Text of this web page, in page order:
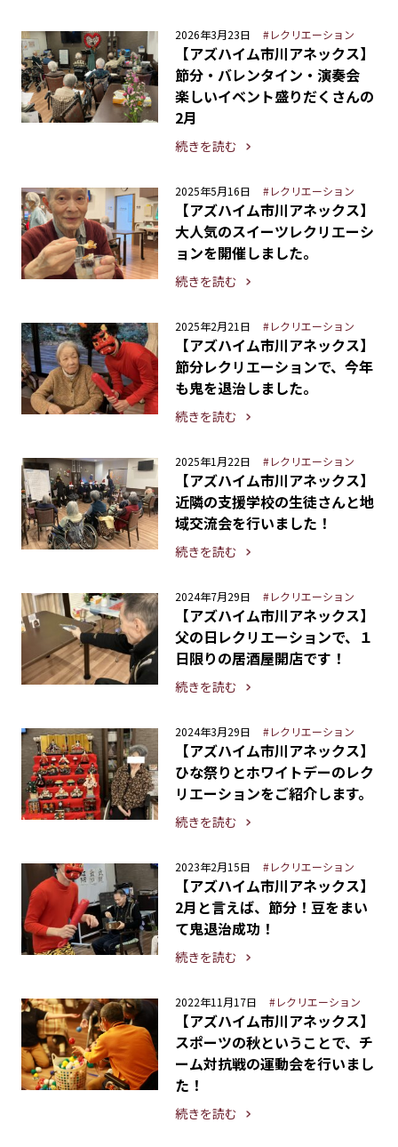
2026年3月23日 #レクリエーション
【アズハイム市川アネックス】
節分・バレンタイン・演奏会
楽しいイベント盛りだくさんの
2月
続きを読む
2025年5月16日 #レクリエーション
【アズハイム市川アネックス】
大人気のスイーツレクリエーシ
ョンを開催しました。
続きを読む
2025年2月21日 #レクリエーション
【アズハイム市川アネックス】
節分レクリエーションで、今年
も鬼を退治しました。
続きを読む
2025年1月22日 #レクリエーション
【アズハイム市川アネックス】
近隣の支援学校の生徒さんと地
域交流会を行いました！
続きを読む
2024年7月29日 #レクリエーション
【アズハイム市川アネックス】
父の日レクリエーションで、１
日限りの居酒屋開店です！
続きを読む
2024年3月29日 #レクリエーション
【アズハイム市川アネックス】
ひな祭りとホワイトデーのレク
リエーションをご紹介します。
続きを読む
2023年2月15日 #レクリエーション
【アズハイム市川アネックス】
2月と言えば、節分！豆をまい
て鬼退治成功！
続きを読む
2022年11月17日 #レクリエーション
【アズハイム市川アネックス】
スポーツの秋ということで、チ
ーム対抗戦の運動会を行いまし
た！
続きを読む